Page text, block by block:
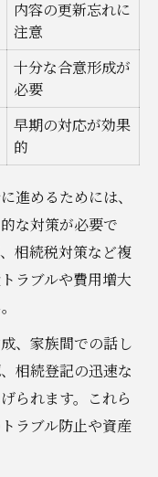
産相続対策
減らす工夫
と相続税申告
ポイント
えたい方必見の
携で得する方法
進める方法
不動産相続の工
に防ぐ交渉術
合意形成のポ
内容の更新忘れに
注意
十分な合意形成が
必要
早期の対応が効果
的
進めるためには、
な対策が必要で
相続税対策など複
ラブルや費用増大
、家族間での話し
相続登記の迅速な
られます。これら
ラブル防止や資産